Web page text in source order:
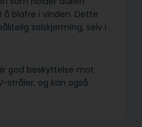
å blafre i vinden. Dette
solskjerming, selv i
god beskyttelse mot
stråler, og kan også